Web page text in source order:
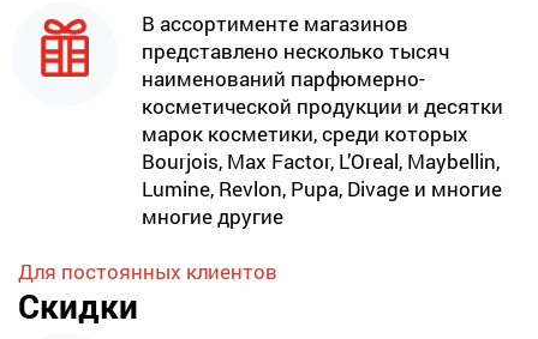
В ассортименте магазинов
представлено несколько тысяч
наименований парфюмерно-
косметической продукции и десятки
марок косметики, среди которых
Bourjois, Max Factor, L’Oreal, Maybellin,
Lumine, Revlon, Pupa, Divage и многие
многие другие
Для постоянных клиентов
Скидки